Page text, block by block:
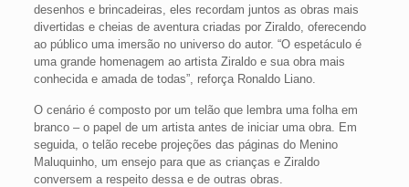
desenhos e brincadeiras, eles recordam juntos as obras mais
divertidas e cheias de aventura criadas por Ziraldo, oferecendo
ao público uma imersão no universo do autor. “O espetáculo é
uma grande homenagem ao artista Ziraldo e sua obra mais
conhecida e amada de todas”, reforça Ronaldo Liano.
O cenário é composto por um telão que lembra uma folha em
branco – o papel de um artista antes de iniciar uma obra. Em
seguida, o telão recebe projeções das páginas do Menino
Maluquinho, um ensejo para que as crianças e Ziraldo
conversem a respeito dessa e de outras obras.